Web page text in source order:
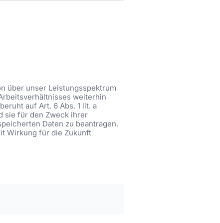
über unser Leistungsspektrum
weiterhin
auf Art. 6 Abs. 1 lit. a
sie für den Zweck ihrer
Daten zu beantragen.
Wirkung für die Zukunft